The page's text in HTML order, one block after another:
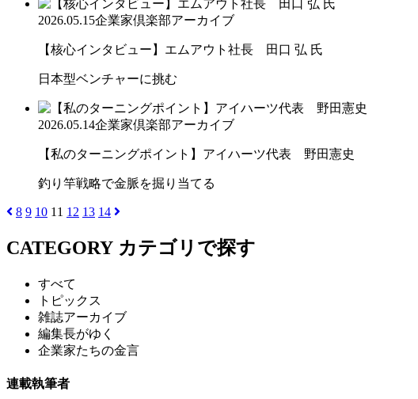
2026.05.15企業家倶楽部アーカイブ
【核心インタビュー】エムアウト社長 田口 弘 氏
日本型ベンチャーに挑む
2026.05.14企業家倶楽部アーカイブ
【私のターニングポイント】アイハーツ代表 野田憲史
釣り竿戦略で金脈を掘り当てる
8 9 10 11 12 13 14
CATEGORY カテゴリで探す
すべて
トピックス
雑誌アーカイブ
編集長がゆく
企業家たちの金言
連載執筆者